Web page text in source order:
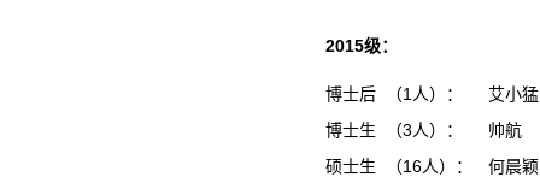
2015级：
博士后 （1人）：
艾小
博士生 （3人）：
帅航
硕士生 （16人）：
何晨